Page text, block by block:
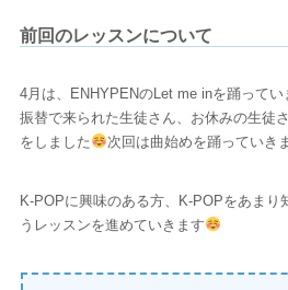
前回のレッスンについて
4月は、ENHYPENのLet me inを踊ってい
振替で来られた生徒さん、お休みの生徒
をしました
次回は曲始めを踊っていき
K-POPに興味のある方、K-POPをあまり
うレッスンを進めていきます